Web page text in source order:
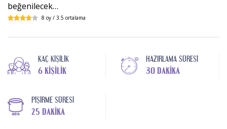
beğenilecek…
8 oy / 3.5 ortalama
KAÇ KIŞILIK
6 KIŞILIK
HAZIRLAMA SÜRESI
30 DAKIKA
PIŞIRME SÜRESI
25 DAKIKA